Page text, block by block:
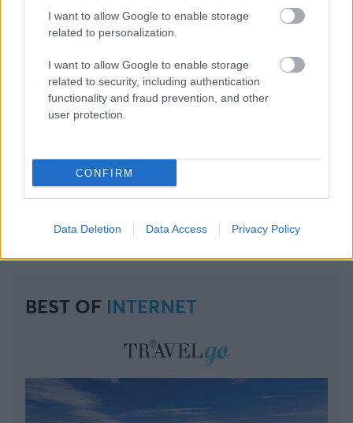
I want to allow Google to enable storage
related to personalization.
I want to allow Google to enable storage
related to security, including authentication
functionality and fraud prevention, and other
user protection.
CONFIRM
Data Deletion Data Access Privacy Policy
Εγγραφή Σύνδεση
BEST OF INTERNET